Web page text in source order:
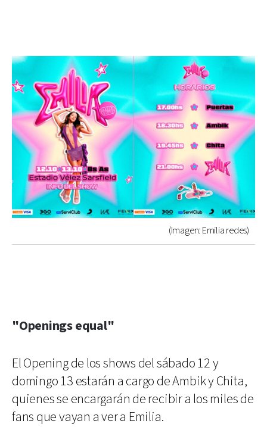
(Imagen: Emilia redes)
"Openings equal"
El Opening de los shows del sábado 12 y
domingo 13 estarán a cargo de Ambik y Chita,
quienes se encargarán de recibir a los miles de
fans que vayan a ver a Emilia.